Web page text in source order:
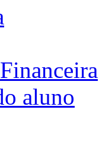
aluno